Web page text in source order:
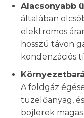
Alacsonyabb
általában
elektromos
hosszú távon
kondenzációs
A földgáz
tüzelőanyag,
bojlerek